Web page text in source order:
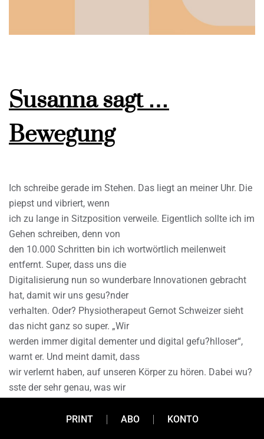
Susanna sagt …
Bewegung
Ich schreibe gerade im Stehen. Das liegt an meiner Uhr. Die
piepst und vibriert, wenn
ich zu lange in Sitzposition verweile. Eigentlich sollte ich im
Gehen schreiben, denn von
den 10.000 Schritten bin ich wortwörtlich meilenweit
entfernt. Super, dass uns die
Digitalisierung nun so wunderbare Innovationen gebracht
hat, damit wir uns gesu?nder
verhalten. Oder? Physiotherapeut Gernot Schweizer sieht
das nicht ganz so super. „Wir
werden immer digital dementer und digital gefu?hlloser“,
warnt er. Und meint damit, dass
wir verlernt haben, auf unseren Körper zu hören. Dabei wu?
sste der sehr genau, was wir
auch, dass unser Gesundheits- und
PRINT ABO KONTO